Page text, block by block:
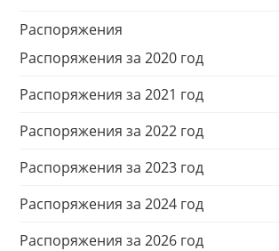
Распоряжения
Распоряжения за 2020 год
Распоряжения за 2021 год
Распоряжения за 2022 год
Распоряжения за 2023 год
Распоряжения за 2024 год
Распоряжения за 2026 год